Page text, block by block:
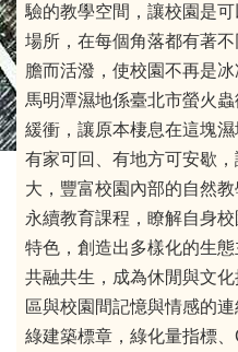
驗的教學空間，讓校園是
場所，在每個角落都有著
膽而活潑，使校園不再是
馬明潭濕地係臺北市螢火
緩衝，讓原本棲息在這塊
有家可回、有地方可安歇
大，豐富校園內部的自然
永續教育課程，瞭解自身
特色，創造出多樣化的生
共融共生，成為休閒與文
區與校園間記憶與情感的
綠建築標章，綠化量指標